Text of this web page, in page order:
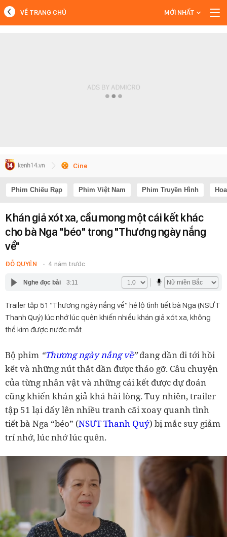
VỀ TRANG CHỦ MỚI NHẤT
Cine
Phim Chiếu Rạp Phim Việt Nam Phim Truyền Hình
Khán giả xót xa, cầu mong một cái kết khác
cho bà Nga "béo" trong "Thương ngày nắng
về"
ĐỖ QUYÊN 4 năm trước
Nghe đọc bài 3:11
Trailer tập 51 “Thương ngày nắng về” hé lộ tình tiết bà Nga (NSƯT
Thanh Quý) lúc nhớ lúc quên khiến nhiều khán giả xót xa, không
thể kìm được nước mắt.
Bộ phim “Thương ngày nắng về”đang dần đi tới hồi
kết và những nút thắt dần được tháo gỡ. Câu chuyện
của từng nhân vật và những cái kết được dự đoán
cũng khiến khán giả khá hài lòng. Tuy nhiên, trailer
tập 51 lại dấy lên nhiều tranh cãi xoay quanh tình
tiết bà Nga “béo” (NSƯT Thanh Quý) bị mắc suy giảm
trí nhớ, lúc nhớ lúc quên.